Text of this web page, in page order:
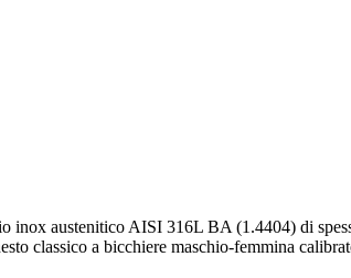
austenitico AISI 316L BA (1.4404) di
classico a bicchiere maschio-femmina